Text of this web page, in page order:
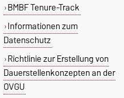
BMBF Tenure-Track
Informationen zum
Datenschutz
Richtlinie zur Erstellung von
Dauerstellenkonzepten an der
OVGU